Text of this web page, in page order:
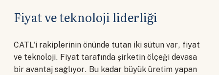
Fiyat ve teknoloji liderliği
CATL'i rakiplerinin önünde tutan iki sütun var, fiyat
ve teknoloji. Fiyat tarafında şirketin ölçeği devasa
bir avantaj sağlıyor. Bu kadar büyük üretim yapan